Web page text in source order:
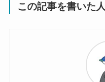
この記事を書いた人